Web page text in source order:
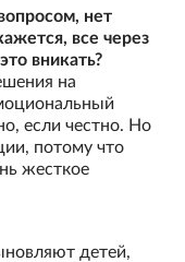
нет
все через
вникать?
на
если честно. Но
потому что
жесткое
детей,